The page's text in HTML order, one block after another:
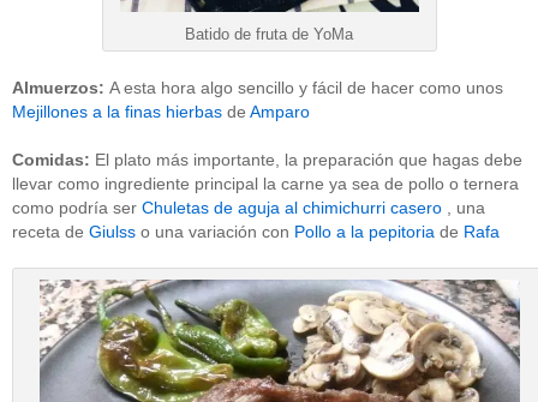
Batido de fruta de YoMa
Almuerzos: A esta hora algo sencillo y fácil de hacer como unos
Mejillones a la finas hierbas de Amparo
Comidas: El plato más importante, la preparación que hagas debe
llevar como ingrediente principal la carne ya sea de pollo o ternera
como podría ser Chuletas de aguja al chimichurri casero , una
receta de Giulss o una variación con Pollo a la pepitoria de Rafa